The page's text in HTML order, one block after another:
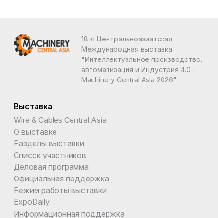
18-я Центральноазиатская
Международная выставка
"Интеллектуальное производство,
автоматизация и Индустрия 4.0 -
Machinery Central Asia 2026"
Выставка
Wire & Cables Central Asia
О выставке
Разделы выставки
Список участников
Деловая программа
Официальная поддержка
Режим работы выставки
ExpoDaily
Информационная поддержка